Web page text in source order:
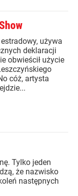
używa
deklaracji
obwieścił użycie
cóż, artysta
Tylko jeden
że nazwisko
następnych